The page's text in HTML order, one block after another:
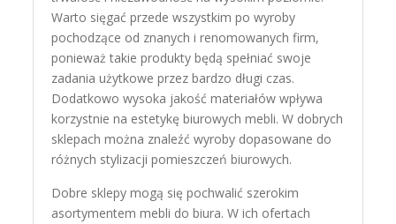
Warto sięgać przede wszystkim po wyroby
pochodzące od znanych i renomowanych firm,
ponieważ takie produkty będą spełniać swoje
zadania użytkowe przez bardzo długi czas.
Dodatkowo wysoka jakość materiałów wpływa
korzystnie na estetykę biurowych mebli. W dobrych
sklepach można znaleźć wyroby dopasowane do
różnych stylizacji pomieszczeń biurowych.
Dobre sklepy mogą się pochwalić szerokim
asortymentem mebli do biura. W ich ofertach